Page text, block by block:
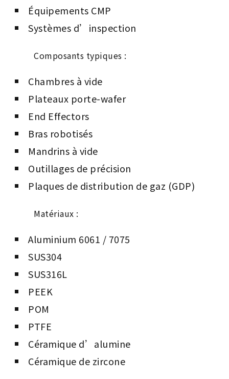
Équipements CMP
Systèmes d’inspection
Composants typiques :
Chambres à vide
Plateaux porte-wafer
End Effectors
Bras robotisés
Mandrins à vide
Outillages de précision
Plaques de distribution de gaz (GDP)
Matériaux :
Aluminium 6061 / 7075
SUS304
SUS316L
PEEK
POM
PTFE
Céramique d’alumine
Céramique de zircone